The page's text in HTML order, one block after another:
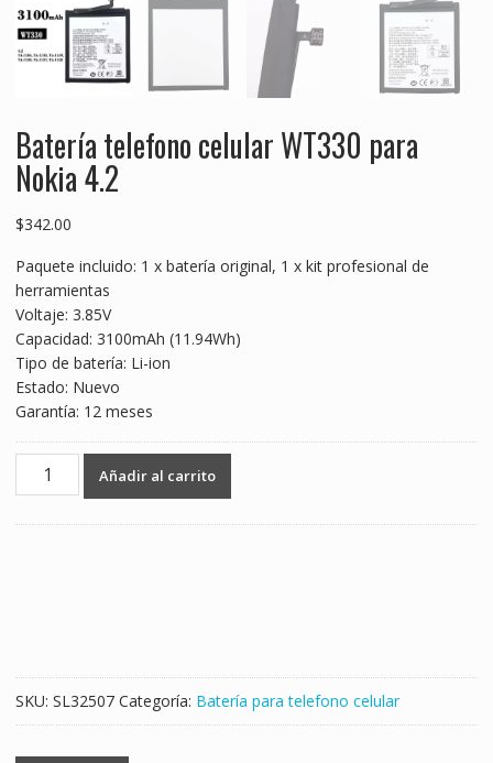
Batería telefono celular WT330 para
Nokia 4.2
$342.00
Paquete incluido: 1 x batería original, 1 x kit profesional de
herramientas
Voltaje: 3.85V
Capacidad: 3100mAh (11.94Wh)
Tipo de batería: Li-ion
Estado: Nuevo
Garantía: 12 meses
Batería
telefono
Añadir al carrito
SKU: SL32507 Categoría: Batería para telefono celular